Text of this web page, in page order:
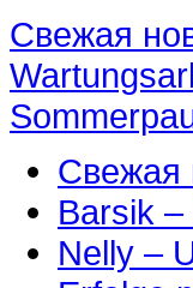
Свежая
Свежая
Barsik
Nelly –